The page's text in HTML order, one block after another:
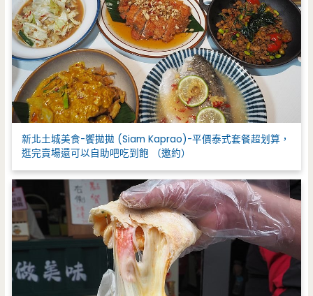
新北土城美食-饗拋拋 (Siam Kaprao)-平價泰式套餐超划算，
逛完賣場還可以自助吧吃到飽 （邀約）